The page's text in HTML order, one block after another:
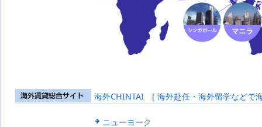
海外賃貸総合
海外CHINTAI [ 海外赴任・海外留学などで
ニューヨーク